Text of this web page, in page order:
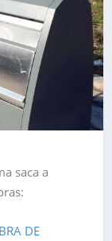
saca a
DE